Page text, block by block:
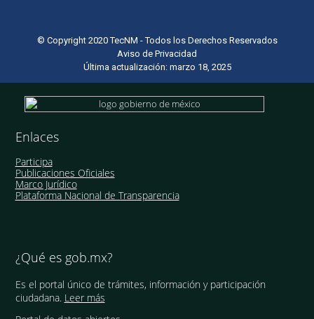
© Copyright 2020 TecNM - Todos los Derechos Reservados
Aviso de Privacidad
Última actualización: marzo 18, 2025
Enlaces
Participa
Publicaciones Oficiales
Marco Jurídico
Plataforma Nacional de Transparencia
¿Qué es gob.mx?
Es el portal único de trámites, información y participación
ciudadana. Leer más